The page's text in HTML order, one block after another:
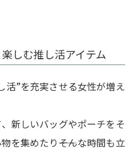
しむ推し活アイテム
活”を充実させる女性が増え
新しいバッグやポーチをそ
を集めたり――そんな時間も立